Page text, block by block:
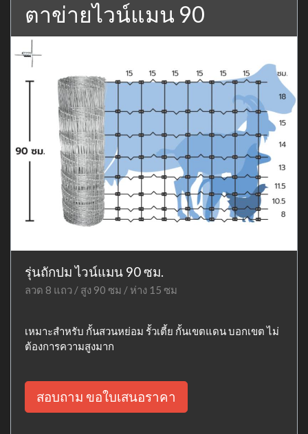
ตาข่ายไวน์แมน 90
รุ่นถักปม ไวน์แมน 90 ซม.
ลวด 8 แถว / สูง 90 ซม / ห่าง 15 ซม
เหมาะสำหรับ กั้นสวนหย่อม รั้วเตี้ย กั้นเขตแดน บอกเขต ไม่
ต้องการความสูงมาก
สอบถาม ขอใบเสนอราคา